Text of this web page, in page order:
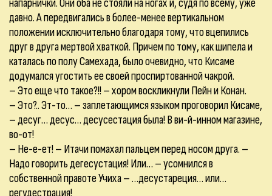
напарнички. Они оба не стояли на ногах и, судя по всему, уже
давно. А передвигались в более-менее вертикальном
положении исключительно благодаря тому, что вцепились
друг в друга мертвой хваткой. Причем по тому, как шипела и
каталась по полу Самехада, было очевидно, что Кисаме
додумался угостить ее своей проспиртованной чакрой.
– Это еще что такое?!! – хором воскликнули Пейн и Конан.
– Это?.. Эт-то… – заплетающимся языком проговорил Кисаме,
– десуг… десус… десусестация была! В ви-й-инном магазине,
во-от!
– Не-е-ет! – Итачи помахал пальцем перед носом друга. –
Надо говорить дегесустация! Или… – усомнился в
собственной правоте Учиха – …десустареция… или…
регудестрация!